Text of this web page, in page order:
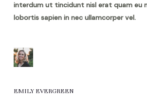
interdum ut tincidunt nisl erat quam eu
lobortis sapien in nec ullamcorper vel.
EMILY EVERGREEN